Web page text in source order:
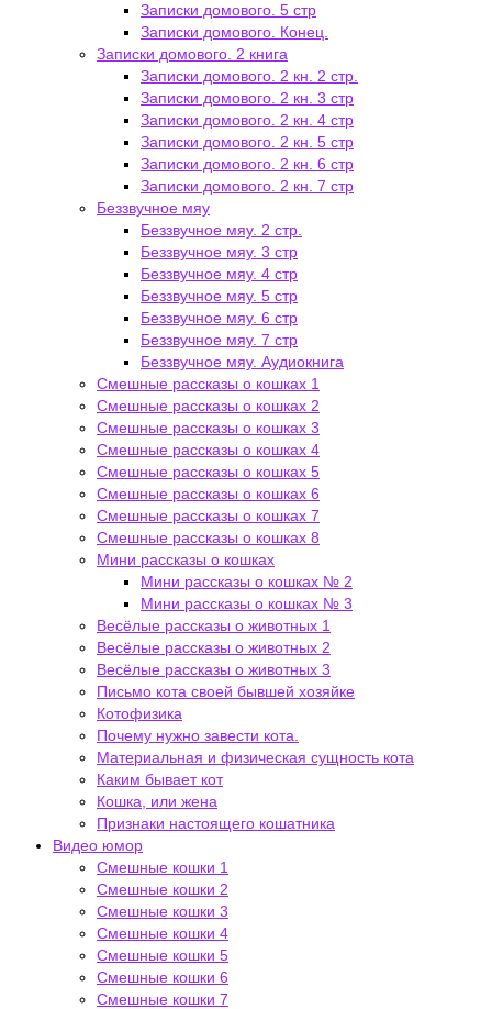
Записки домового. 5 стр
Записки домового. Конец.
Записки домового. 2 книга
Записки домового. 2 кн. 2 стр.
Записки домового. 2 кн. 3 стр
Записки домового. 2 кн. 4 стр
Записки домового. 2 кн. 5 стр
Записки домового. 2 кн. 6 стр
Записки домового. 2 кн. 7 стр
Беззвучное мяу
Беззвучное мяу. 2 стр.
Беззвучное мяу. 3 стр
Беззвучное мяу. 4 стр
Беззвучное мяу. 5 стр
Беззвучное мяу. 6 стр
Беззвучное мяу. 7 стр
Беззвучное мяу. Аудиокнига
Смешные рассказы о кошках 1
Смешные рассказы о кошках 2
Смешные рассказы о кошках 3
Смешные рассказы о кошках 4
Смешные рассказы о кошках 5
Смешные рассказы о кошках 6
Смешные рассказы о кошках 7
Смешные рассказы о кошках 8
Мини рассказы о кошках
Мини рассказы о кошках № 2
Мини рассказы о кошках № 3
Весёлые рассказы о животных 1
Весёлые рассказы о животных 2
Весёлые рассказы о животных 3
Письмо кота своей бывшей хозяйке
Котофизика
Почему нужно завести кота.
Материальная и физическая сущность кота
Каким бывает кот
Кошка, или жена
Признаки настоящего кошатника
Видео юмор
Смешные кошки 1
Смешные кошки 2
Смешные кошки 3
Смешные кошки 4
Смешные кошки 5
Смешные кошки 6
Смешные кошки 7